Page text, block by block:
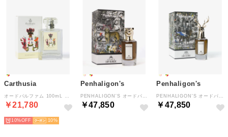
Carthusia
￥21,780
10% 10
Penhaligon's
￥47,850
Penhaligon's
￥47,850